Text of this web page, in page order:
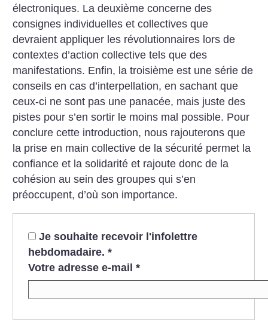
électroniques. La deuxième concerne des
consignes individuelles et collectives que
devraient appliquer les révolutionnaires lors de
contextes d’action collective tels que des
manifestations. Enfin, la troisième est une série de
conseils en cas d’interpellation, en sachant que
ceux-ci ne sont pas une panacée, mais juste des
pistes pour s’en sortir le moins mal possible. Pour
conclure cette introduction, nous rajouterons que
la prise en main collective de la sécurité permet la
confiance et la solidarité et rajoute donc de la
cohésion au sein des groupes qui s’en
préoccupent, d’où son importance.
Je souhaite recevoir l'infolettre
hebdomadaire. *
Votre adresse e-mail *